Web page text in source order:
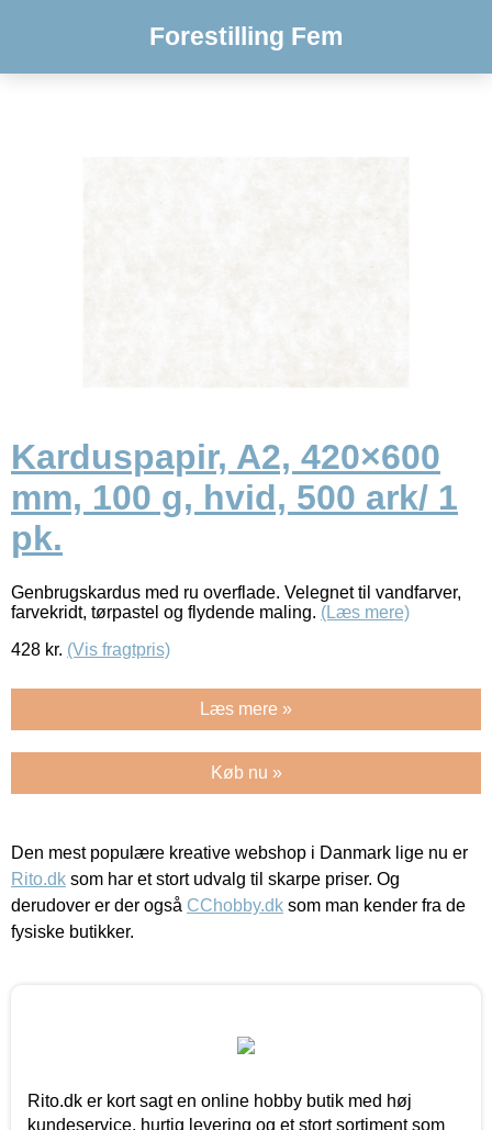
Forestilling Fem
Karduspapir, A2, 420×600
mm, 100 g, hvid, 500 ark/ 1
pk.
Genbrugskardus med ru overflade. Velegnet til vandfarver,
farvekridt, tørpastel og flydende maling. (Læs mere)
428 kr. (Vis fragtpris)
Læs mere »
Køb nu »
Den mest populære kreative webshop i Danmark lige nu er
Rito.dk som har et stort udvalg til skarpe priser. Og
derudover er der også CChobby.dk som man kender fra de
fysiske butikker.
Rito.dk er kort sagt en online hobby butik med høj
kundeservice, hurtig levering og et stort sortiment som